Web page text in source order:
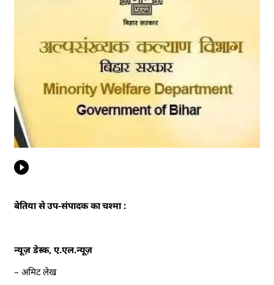
बेतिया से उप-संपादक का चश्मा :
न्यूज़ डेस्क, ए.एल.न्यूज़
– अमिट लेख